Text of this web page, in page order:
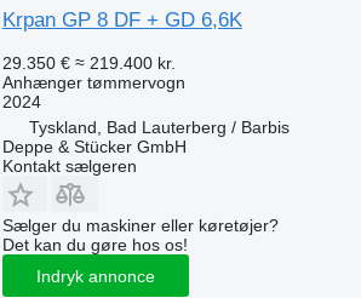
Krpan GP 8 DF + GD 6,6K
29.350 € ≈ 219.400 kr.
Anhænger tømmervogn
2024
Tyskland, Bad Lauterberg / Barbis
Deppe & Stücker GmbH
Kontakt sælgeren
Sælger du maskiner eller køretøjer?
Det kan du gøre hos os!
Indryk annonce